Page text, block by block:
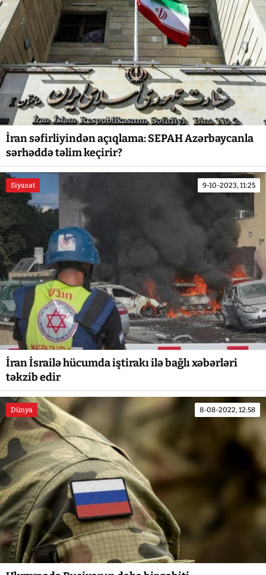
İran səfirliyindən açıqlama: SEPAH Azərbaycanla
sərhəddə təlim keçirir?
Siyasət 9-10-2023, 11:25
İran İsrailə hücumda iştirakı ilə bağlı xəbərləri
təkzib edir
Dünya 8-08-2022, 12:58